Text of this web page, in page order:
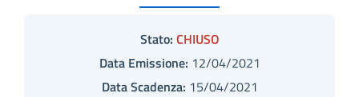
Stato: CHIUSO
Data Emissione: 12/04/2021
Data Scadenza: 15/04/2021